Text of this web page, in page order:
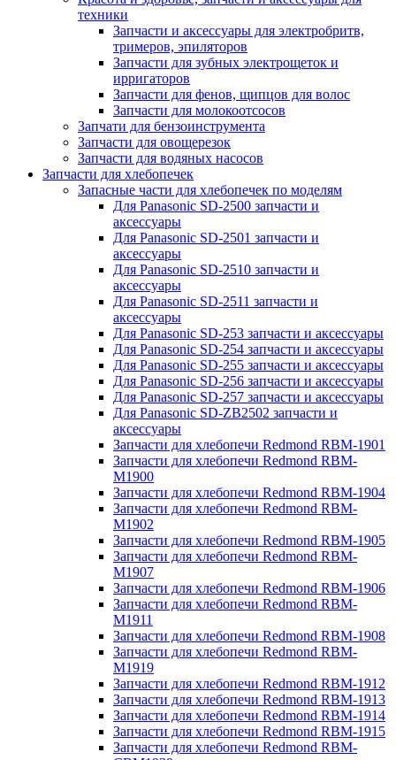
техники
Запчасти и аксессуары для электробритв,
тримеров, эпиляторов
Запчасти для зубных электрощеток и
ирригаторов
Запчасти для фенов, щипцов для волос
Запчасти для молокоотсосов
Запчати для бензоинструмента
Запчасти для овощерезок
Запчасти для водяных насосов
Запчасти для хлебопечек
Запасные части для хлебопечек по моделям
Для Panasonic SD-2500 запчасти и
аксессуары
Для Panasonic SD-2501 запчасти и
аксессуары
Для Panasonic SD-2510 запчасти и
аксессуары
Для Panasonic SD-2511 запчасти и
аксессуары
Для Panasonic SD-253 запчасти и аксессуары
Для Panasonic SD-254 запчасти и аксессуары
Для Panasonic SD-255 запчасти и аксессуары
Для Panasonic SD-256 запчасти и аксессуары
Для Panasonic SD-257 запчасти и аксессуары
Для Panasonic SD-ZB2502 запчасти и
аксессуары
Запчасти для хлебопечи Redmond RBM-1901
Запчасти для хлебопечи Redmond RBM-
M1900
Запчасти для хлебопечи Redmond RBM-1904
Запчасти для хлебопечи Redmond RBM-
M1902
Запчасти для хлебопечи Redmond RBM-1905
Запчасти для хлебопечи Redmond RBM-
M1907
Запчасти для хлебопечи Redmond RBM-1906
Запчасти для хлебопечи Redmond RBM-
M1911
Запчасти для хлебопечи Redmond RBM-1908
Запчасти для хлебопечи Redmond RBM-
M1919
Запчасти для хлебопечи Redmond RBM-1912
Запчасти для хлебопечи Redmond RBM-1913
Запчасти для хлебопечи Redmond RBM-1914
Запчасти для хлебопечи Redmond RBM-1915
Запчасти для хлебопечи Redmond RBM-